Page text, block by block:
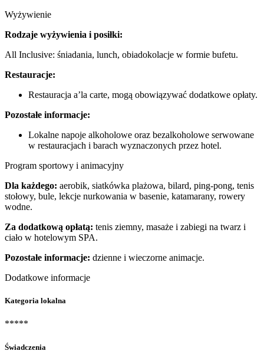
Wyżywienie
Rodzaje wyżywienia i posiłki:
All Inclusive: śniadania, lunch, obiadokolacje w formie bufetu.
Restauracje:
Restauracja a’la carte, mogą obowiązywać dodatkowe opłaty.
Pozostałe informacje:
Lokalne napoje alkoholowe oraz bezalkoholowe serwowane
w restauracjach i barach wyznaczonych przez hotel.
Program sportowy i animacyjny
Dla każdego: aerobik, siatkówka plażowa, bilard, ping-pong, tenis
stołowy, bule, lekcje nurkowania w basenie, katamarany, rowery
wodne.
Za dodatkową opłatą: tenis ziemny, masaże i zabiegi na twarz i
ciało w hotelowym SPA.
Pozostałe informacje: dzienne i wieczorne animacje.
Dodatkowe informacje
Kategoria lokalna
*****
Świadczenia